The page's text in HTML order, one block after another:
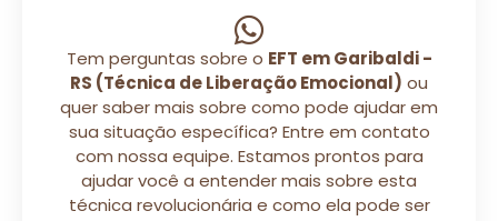
Tem perguntas sobre o EFT em Garibaldi -
RS (Técnica de Liberação Emocional) ou
quer saber mais sobre como pode ajudar em
sua situação específica? Entre em contato
com nossa equipe. Estamos prontos para
ajudar você a entender mais sobre esta
técnica revolucionária e como ela pode ser